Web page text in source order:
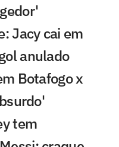
Jacy cai em
anulado
Botafogo x
tem